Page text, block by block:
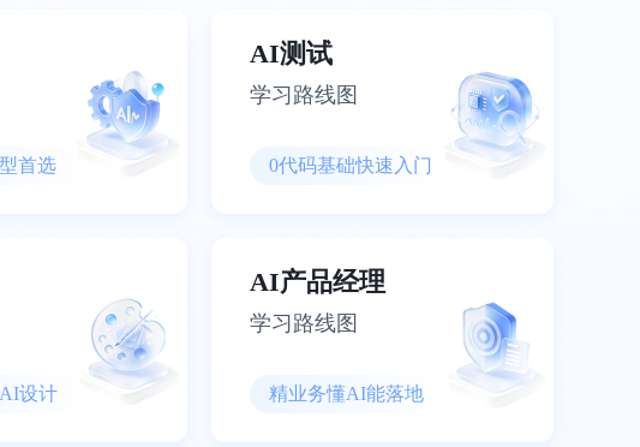
首选
AI测试
学习路线图
0代码基础快速入门
设计
AI产品经理
学习路线图
精业务懂AI能落地